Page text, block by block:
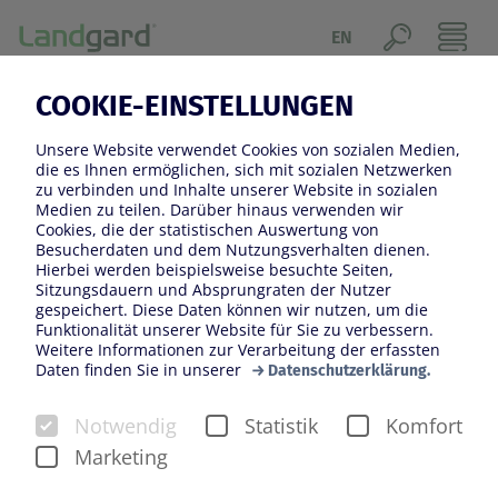
COOKIE-EINSTELLUNGEN
Unsere Website verwendet Cookies von sozialen Medien,
die es Ihnen ermöglichen, sich mit sozialen Netzwerken
zu verbinden und Inhalte unserer Website in sozialen
Medien zu teilen. Darüber hinaus verwenden wir
Cookies, die der statistischen Auswertung von
Besucherdaten und dem Nutzungsverhalten dienen.
Hierbei werden beispielsweise besuchte Seiten,
Sitzungsdauern und Absprungraten der Nutzer
gespeichert. Diese Daten können wir nutzen, um die
Funktionalität unserer Website für Sie zu verbessern.
Weitere Informationen zur Verarbeitung der erfassten
Daten finden Sie in unserer
Datenschutzerklärung.
Notwendig Statistik
Komfort
Marketing
EN
NEUIGKEITEN
2017 2018 2019 2020 2021
2022 2023 2024 2025
Kategoriefilter
Veranstaltungen Konzern
Blumen und Pflanzen Veiling Rhein-Maas
1000 gute Gründe